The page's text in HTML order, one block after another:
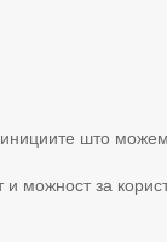
што
и можност за